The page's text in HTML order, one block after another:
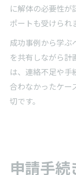
に解体の必要性
ポートも受けられ
成功事例から学ぶ
を共有しながら計
は、連絡不足や手
合わなかったケー
切です。
申請手